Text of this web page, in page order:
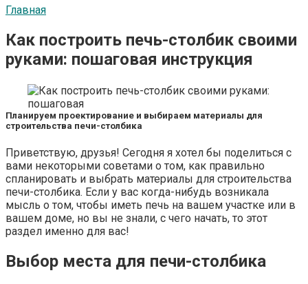
Главная
Как построить печь-столбик своими
руками: пошаговая инструкция
Планируем проектирование и выбираем материалы для
строительства печи-столбика
Приветствую, друзья! Сегодня я хотел бы поделиться с
вами некоторыми советами о том, как правильно
спланировать и выбрать материалы для строительства
печи-столбика. Если у вас когда-нибудь возникала
мысль о том, чтобы иметь печь на вашем участке или в
вашем доме, но вы не знали, с чего начать, то этот
раздел именно для вас!
Выбор места для печи-столбика